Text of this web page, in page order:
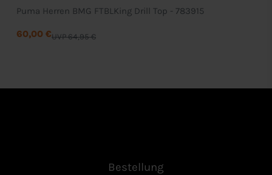
Puma Herren BMG FTBLKing Drill Top - 783915
UVP 64,95 €
60,00 €
Bestellung